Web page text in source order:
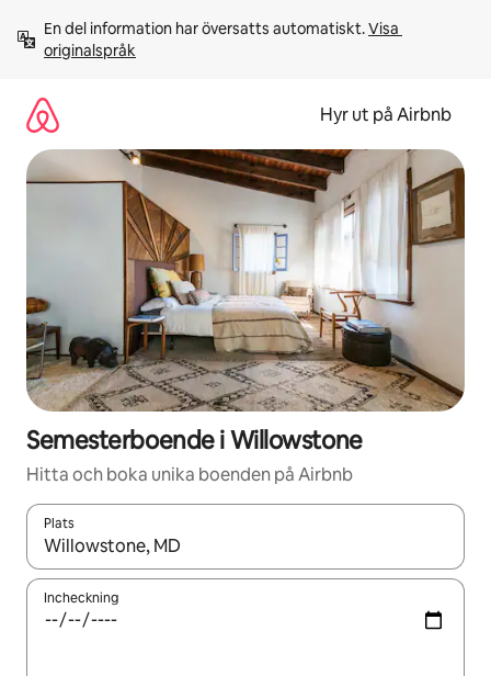
innehåll
En del information har översatts automatiskt. Visa
originalspråk
Hyr ut på Airbnb
Semesterboende i Willowstone
Hitta och boka unika boenden på Airbnb
Plats
När resultaten är tillgängliga kan du navigera med upp- och
Incheckning